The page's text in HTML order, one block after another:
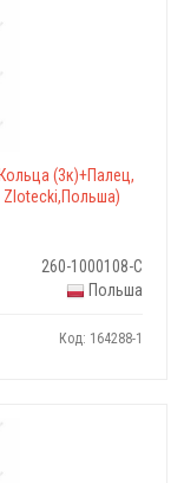
(3к)+Палец,
Zlotecki,Польша)
260-1000108-C
Польша
Код: 164288-1